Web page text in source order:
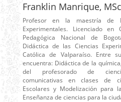
Franklin Manrique,
Profesor en la maestría de
Experimentales. Licenciado
Pedagógica Nacional de
Didáctica de las Ciencias
Católica de Valparaíso. Entre
encuentra: Didáctica de la
del profesorado de
comunicativas en clases de
Escolares y Modelización para
Enseñanza de ciencias para la